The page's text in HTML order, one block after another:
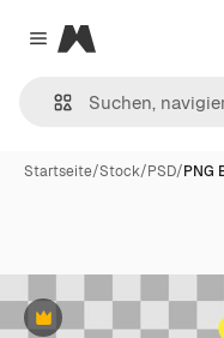
Close menu
Magnific
Startseite/Stock/PSD/PNG
Premium